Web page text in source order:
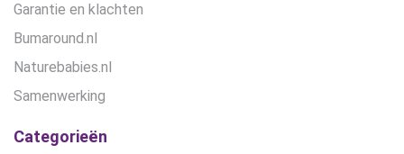
Garantie en klachten
Bumaround.nl
Naturebabies.nl
Samenwerking
Categorieën